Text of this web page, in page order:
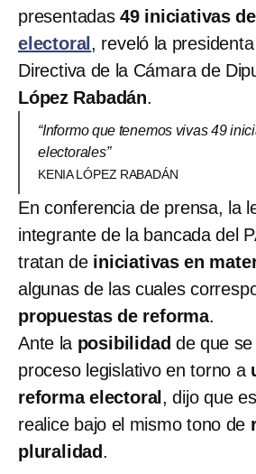
presentadas49 iniciativas de
electoral , reveló la
Directiva de la Cámara de
López Rabadán.
“Informo que tenemos vivas 49
electorales”
KENIA LÓPEZ RABADÁN
En conferencia de prensa, la
integrante de la bancada del
tratan de iniciativas en
algunas de las cuales
propuestas de reforma.
Ante la posibilidad de que
proceso legislativo en torno a
reforma electoral , dijo que
realice bajo el mismo tono de
pluralidad .